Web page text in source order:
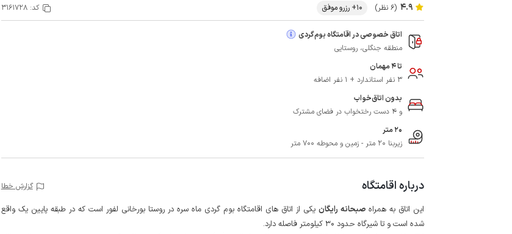
4.9 (6 نظر) 10+ رزرو موفق کد:3161728
اتاق خصوصی در اقامتگاه بوم‌گردی
منطقه جنگلی، روستایی
تا 4 مهمان
3 نفر استاندارد + 1 نفر اضافه
بدون اتاق‌خواب
و 4 دست رختخواب در فضای مشترک
20 متر
زیربنا 20 متر - زمین و محوطه 700 متر
درباره اقامتگاه گزارش خطا
این اتاق به همراهصبحانه رایگان یکی از اتاق های اقامتگاه بوم گردی ماه سره در روستا بورخانی لفور است که در طبقه پایین یک واقع
شده است و تا شیرگاه حدود 30 کیلومتر فاصله دارد.